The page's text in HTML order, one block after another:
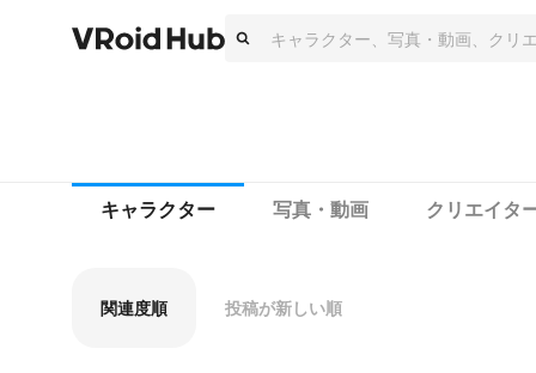
キャラクター 写真・動画 クリエイタ
関連度順 投稿が新しい順